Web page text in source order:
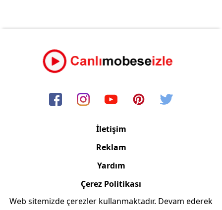
İletişim
Reklam
Yardım
Çerez Politikası
Web sitemizde çerezler kullanmaktadır. Devam ederek